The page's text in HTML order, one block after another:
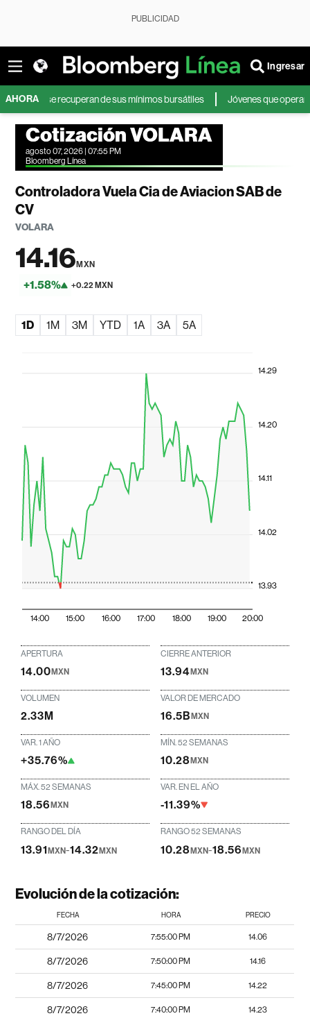
PUBLICIDAD
Ingresar
AHORA
se recuperan de sus mínimos bursátiles Jóvenes que operan en
Cotización VOLARA
agosto 07, 2026 | 07:55 PM
Bloomberg Línea
Controladora Vuela Cia de Aviacion SAB de
CV
VOLARA
14.16MXN
+1.58% +0.22 MXN
1D 1M 3M YTD 1A 3A 5A
14:00 15:00 16:00 17:00 18:00 19:00 20:00
13.93
14.02
14.11
14.20
14.29
APERTURA
14.00MXN
CIERRE ANTERIOR
13.94MXN
VOLUMEN
2.33M
VALOR DE MERCADO
16.5BMXN
VAR. 1 AÑO
+35.76%
MÍN. 52 SEMANAS
10.28MXN
MÁX. 52 SEMANAS
18.56MXN
VAR. EN EL AÑO
-11.39%
RANGO DEL DÍA
13.91MXN-14.32MXN
RANGO 52 SEMANAS
10.28 MXN-18.56 MXN
Evolución de la cotización:
FECHA HORA PRECIO
8/7/2026 7:55:00 PM 14.06
8/7/2026 7:50:00 PM 14.16
8/7/2026 7:45:00 PM 14.22
8/7/2026 7:40:00 PM 14.23